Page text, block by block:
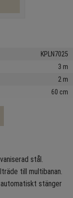
KPLN7025
3 m
2 m
60 cm
stål.
till multibanan.
stänger